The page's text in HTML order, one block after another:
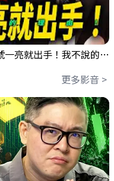
【貪婪時間】格局要打開，下週訊號一亮就出手！我不說的話還真一堆人不知道！｜錢進大趨勢 Mr.智霖 陳 2026/08/08
更多影音 >